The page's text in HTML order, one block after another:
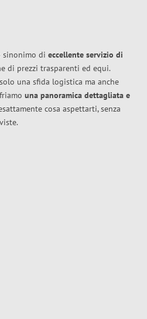
sinonimo di eccellente servizio di
di prezzi trasparenti ed equi.
una sfida logistica ma anche
una panoramica dettagliata e
cosa aspettarti, senza